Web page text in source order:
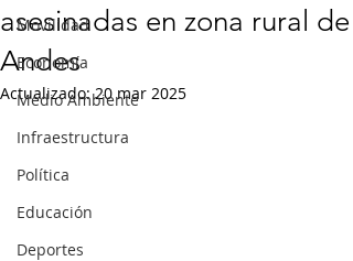
Movilidad
Economía
Medio Ambiente
Infraestructura
Política
Educación
Deportes
asesinadas en zona rural de
Andes
Actualizado:20 mar 2025